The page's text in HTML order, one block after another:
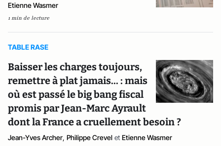
Etienne Wasmer
1 min de lecture
TABLE RASE
Baisser les charges toujours,
remettre à plat jamais... : mais
où est passé le big bang fiscal
promis par Jean-Marc Ayrault
dont la France a cruellement besoin ?
Jean-Yves Archer, Philippe Crevel et Etienne Wasmer